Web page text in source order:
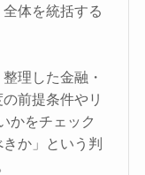
体を統括する
理した金融・
前提条件やリ
かをチェック
か」という判